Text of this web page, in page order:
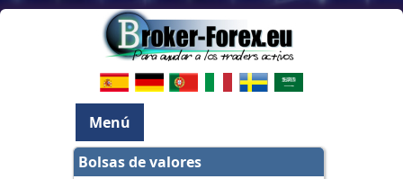
Menú
Bolsas de valores